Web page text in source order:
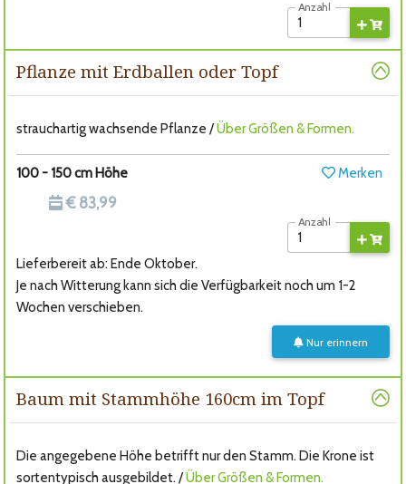
Anzahl
Pflanze mit Erdballen oder Topf
strauchartig wachsende Pflanze /Über Größen & Formen.
100 - 150 cm Höhe Merken
€ 83,99
Anzahl
Lieferbereit ab: Ende Oktober.
Je nach Witterung kann sich die Verfügbarkeit noch um 1-2
Wochen verschieben.
Nur erinnern
Baum mit Stammhöhe 160cm im Topf
Die angegebene Höhe betrifft nur den Stamm. Die Krone ist
sortentypisch ausgebildet. /Über Größen & Formen.